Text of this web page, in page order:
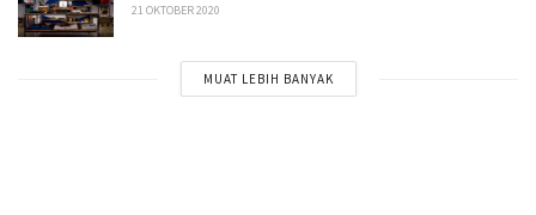
21 OKTOBER 2020
MUAT LEBIH BANYAK